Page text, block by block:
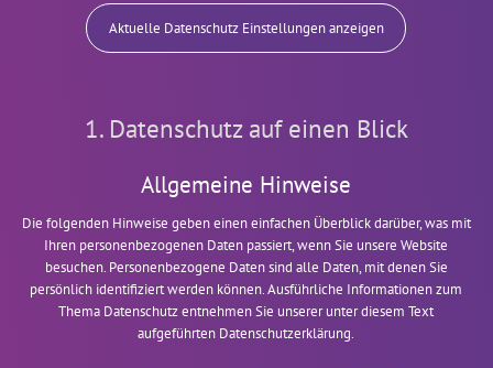
Aktuelle Datenschutz Einstellungen anzeigen
1. Datenschutz auf einen Blick
Allgemeine Hinweise
Die folgenden Hinweise geben einen einfachen Überblick darüber, was mit
Ihren personenbezogenen Daten passiert, wenn Sie unsere Website
besuchen. Personenbezogene Daten sind alle Daten, mit denen Sie
persönlich identifiziert werden können. Ausführliche Informationen zum
Thema Datenschutz entnehmen Sie unserer unter diesem Text
aufgeführten Datenschutzerklärung.